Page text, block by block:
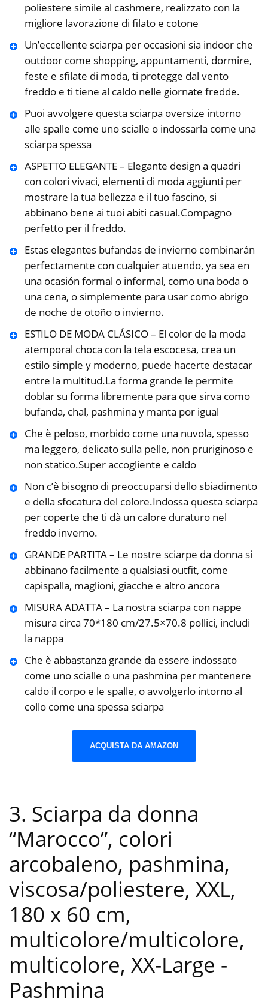
poliestere simile al cashmere, realizzato con la
migliore lavorazione di filato e cotone
Un’eccellente sciarpa per occasioni sia indoor che
outdoor come shopping, appuntamenti, dormire,
feste e sfilate di moda, ti protegge dal vento
freddo e ti tiene al caldo nelle giornate fredde.
Puoi avvolgere questa sciarpa oversize intorno
alle spalle come uno scialle o indossarla come una
sciarpa spessa
ASPETTO ELEGANTE – Elegante design a quadri
con colori vivaci, elementi di moda aggiunti per
mostrare la tua bellezza e il tuo fascino, si
abbinano bene ai tuoi abiti casual.Compagno
perfetto per il freddo.
Estas elegantes bufandas de invierno combinarán
perfectamente con cualquier atuendo, ya sea en
una ocasión formal o informal, como una boda o
una cena, o simplemente para usar como abrigo
de noche de otoño o invierno.
ESTILO DE MODA CLÁSICO – El color de la moda
atemporal choca con la tela escocesa, crea un
estilo simple y moderno, puede hacerte destacar
entre la multitud.La forma grande le permite
doblar su forma libremente para que sirva como
bufanda, chal, pashmina y manta por igual
Che è peloso, morbido come una nuvola, spesso
ma leggero, delicato sulla pelle, non pruriginoso e
non statico.Super accogliente e caldo
Non c’è bisogno di preoccuparsi dello sbiadimento
e della sfocatura del colore.Indossa questa sciarpa
per coperte che ti dà un calore duraturo nel
freddo inverno.
GRANDE PARTITA – Le nostre sciarpe da donna si
abbinano facilmente a qualsiasi outfit, come
capispalla, maglioni, giacche e altro ancora
MISURA ADATTA – La nostra sciarpa con nappe
misura circa 70*180 cm/27.5×70.8 pollici, includi
la nappa
Che è abbastanza grande da essere indossato
come uno scialle o una pashmina per mantenere
caldo il corpo e le spalle, o avvolgerlo intorno al
collo come una spessa sciarpa
ACQUISTA DA AMAZON
3. Sciarpa da donna
“Marocco”, colori
arcobaleno, pashmina,
viscosa/poliestere, XXL,
180 x 60 cm,
multicolore/multicolore,
multicolore, XX-Large -
Pashmina